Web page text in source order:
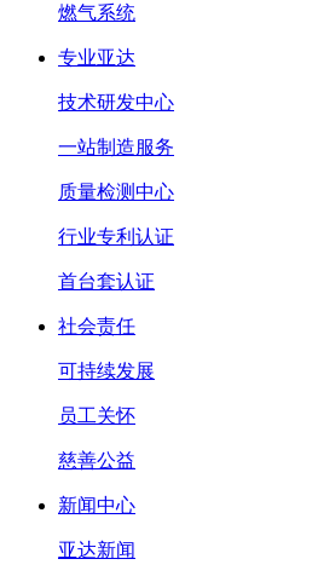
燃气系统
专业亚达
技术研发中心
一站制造服务
质量检测中心
行业专利认证
首台套认证
社会责任
可持续发展
员工关怀
慈善公益
新闻中心
亚达新闻